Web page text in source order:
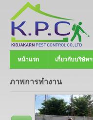
หน้าแรก เกี่ยวกับบริษัทฯ
ภาพการทำงาน